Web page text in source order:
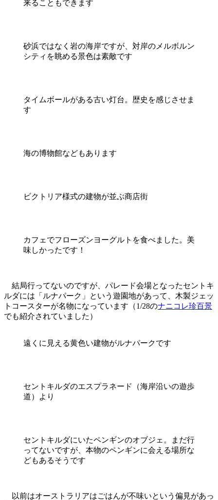
来ることもできます
砂浜ではなく岩の海岸ですが、対岸のメルボルン
シティを眺める景色は素敵です
タイムボールがある古い灯台。歴史を感じさせま
す
海の博物館などもあります
ビクトリア様式の建物が並ぶ商店街
カフェでフローズンヨーグルトを食べました。美
味しかったです！
結局行ってないのですが、パレード会場となったセントキ
ルダには「ルナパーク」という遊園地があって、木製ジェッ
トコースターが名物になっています（1/28のナニコレ珍百景
でも紹介されていました）
遠くに見える黄色い建物がルナパークです
セントキルダのエスプラネード（海岸沿いの遊歩
道）より
セントキルダにいたペンギンのオブジェ。まだ行
ってないですが、本物のペンギンに会える場所な
どもあるそうです
以前はオーストラリアはごはんが不味いという偏見があっ